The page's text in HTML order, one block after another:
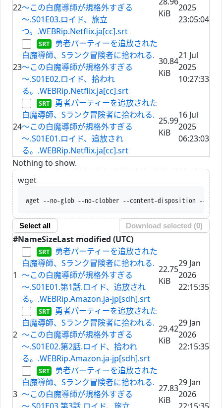
22～この白魔導師が規格外すぎる
～.S01E03.ロイド、旅立
つ。.WEBRip.Netflix.ja[cc].srt
KiB
2025
23:05:04
23
勇者パーティーを追放された
白魔導師、Sランク冒険者に拾われる.
～この白魔導師が規格外すぎる
～.S01E02.ロイド、拾われ
る。.WEBRip.Netflix.ja[cc].srt
30.84
KiB
21 Jul
2025
10:27:33
24
勇者パーティーを追放された
白魔導師、Sランク冒険者に拾われる.
～この白魔導師が規格外すぎる
～.S01E01.ロイド、追放され
る。.WEBRip.Netflix.ja[cc].srt
25.99
KiB
16 Jul
2025
06:23:03
Nothing to show.
wget
wget --no-glob --no-clobber --content-
Select all Download selected (0)
#NameSizeLast modified (UTC)
1
勇者パーティーを追放された
白魔導師、Sランク冒険者に拾われる.
～この白魔導師が規格外すぎる
～.S01E01.第1話.ロイド、追放され
る。.WEBRip.Amazon.ja-jp[sdh].srt
22.75
KiB
29 Jan
2026
22:15:35
2
勇者パーティーを追放された
白魔導師、Sランク冒険者に拾われる.
～この白魔導師が規格外すぎる
～.S01E02.第2話.ロイド、拾われ
る。.WEBRip.Amazon.ja-jp[sdh].srt
29.42
KiB
29 Jan
2026
22:15:35
3
勇者パーティーを追放された
白魔導師、Sランク冒険者に拾われる.
～この白魔導師が規格外すぎる
27.83
KiB
29 Jan
2026